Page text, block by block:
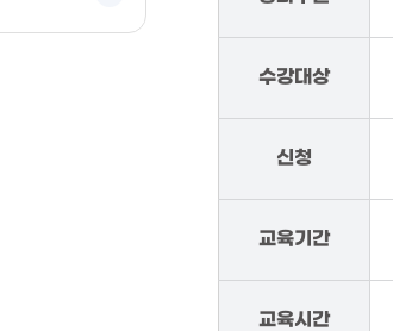
수강대상
신청
교육기간
교육시간